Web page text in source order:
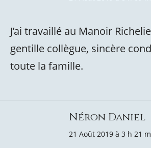
J’ai travaillé au Manoir
gentille collègue, sincère
toute la famille.
Néron Daniel
21 Août 2019 à 3 h 21